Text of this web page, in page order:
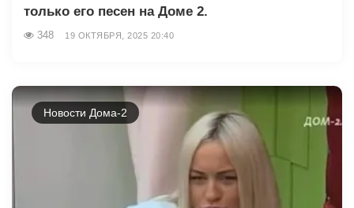
только его песен на Доме 2.
348 19 ОКТЯБРЯ, 2025 20:40
Новости Дома-2